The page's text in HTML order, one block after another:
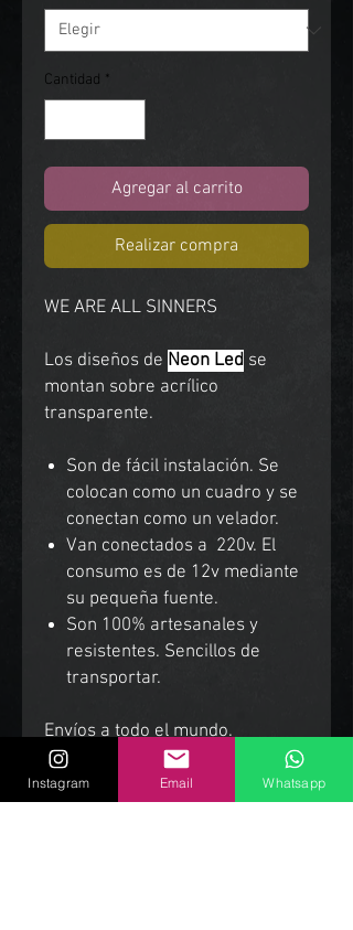
Cantidad *
Agregar al carrito
Realizar compra
WE ARE ALL SINNERS
Los diseños de Neon Led se
montan sobre acrílico
transparente.
Son de fácil instalación. Se
colocan como un cuadro y se
conectan como un velador.
Van conectados a 220v. El
consumo es de 12v mediante
su pequeña fuente.
Son 100% artesanales y
resistentes. Sencillos de
transportar.
Envíos a todo el mundo.
Instagram Email Whatsapp